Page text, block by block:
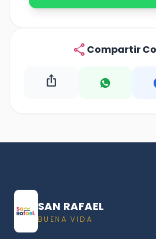
share Compartir
ios_share
SAN RAFAEL
BUENA VIDA